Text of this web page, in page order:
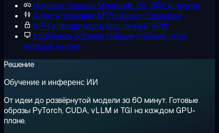
Игровые серверы Minecraft, CS, ARK и другое
Forex и трейдинг MT5 рядом с брокером
VPN и приватностьВаш личный VPN
Удалённая рабочая станцияРабочий стол,
который не спит
Решение
Обучение и инференс ИИ
От идеи до развёрнутой модели за 60 минут. Готовые
образы PyTorch, CUDA, vLLM и TGI на каждом GPU-
плане.